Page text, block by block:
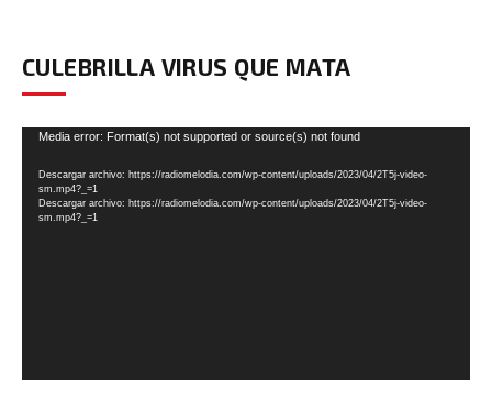
CULEBRILLA VIRUS QUE MATA
Reproductor
vídeo
Media error: Format(s) not supported or source(s) not found
Descargar archivo: https://radiomelodia.com/wp-content/uploads/2023/04/2T5j-video-
sm.mp4?_=1
Descargar archivo: https://radiomelodia.com/wp-content/uploads/2023/04/2T5j-video-
sm.mp4?_=1